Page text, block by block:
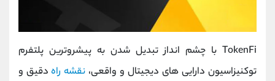
TokenFi با چشم انداز تبدیل شدن به پیشروترین پلتفرم
توکنیزاسیون دارایی‌ های دیجیتال و واقعی، نقشه راه دقیق و